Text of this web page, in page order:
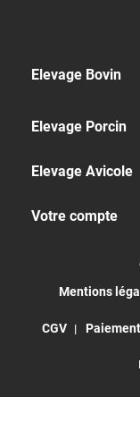
Elevage Bovin
Elevage Porcin
Elevage Avicole
Votre compte
Mentions
CGV